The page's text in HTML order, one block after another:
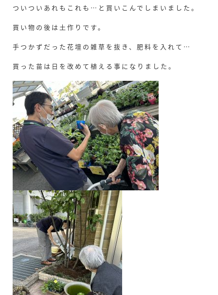
ついついあれもこれも…と買いこんでしまいました。
買い物の後は土作りです。
手つかずだった花壇の雑草を抜き、肥料を入れて…
買った苗は日を改めて植える事になりました。